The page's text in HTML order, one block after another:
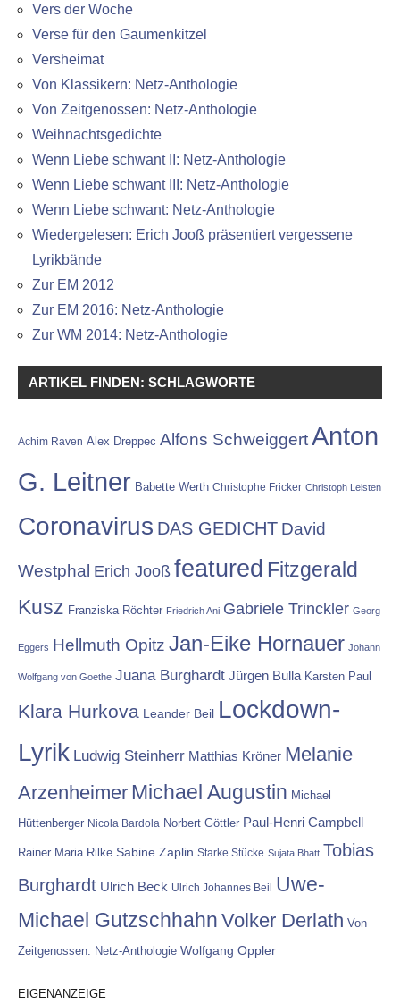
Vers der Woche
Verse für den Gaumenkitzel
Versheimat
Von Klassikern: Netz-Anthologie
Von Zeitgenossen: Netz-Anthologie
Weihnachtsgedichte
Wenn Liebe schwant II: Netz-Anthologie
Wenn Liebe schwant III: Netz-Anthologie
Wenn Liebe schwant: Netz-Anthologie
Wiedergelesen: Erich Jooß präsentiert vergessene
Lyrikbände
Zur EM 2012
Zur EM 2016: Netz-Anthologie
Zur WM 2014: Netz-Anthologie
ARTIKEL FINDEN: SCHLAGWORTE
Achim Raven Alex Dreppec Alfons SchweiggertAnton
G. Leitner Babette Werth Christophe Fricker Christoph Leisten
Coronavirus DAS GEDICHT David
Westphal Erich Jooß featured Fitzgerald
Kusz Franziska Röchter Friedrich Ani Gabriele Trinckler Georg
Eggers Hellmuth Opitz Jan-Eike Hornauer Johann
Wolfgang von Goethe Juana Burghardt Jürgen Bulla Karsten Paul
Klara Hurkova Leander Beil Lockdown-
Lyrik Ludwig Steinherr Matthias Kröner Melanie
Arzenheimer Michael Augustin Michael
Hüttenberger Nicola Bardola Norbert Göttler Paul-Henri Campbell
Rainer Maria Rilke Sabine Zaplin Starke Stücke Sujata Bhatt Tobias
Burghardt Ulrich Beck Ulrich Johannes Beil Uwe-
Michael Gutzschhahn Volker Derlath Von
Zeitgenossen: Netz-Anthologie Wolfgang Oppler
EIGENANZEIGE